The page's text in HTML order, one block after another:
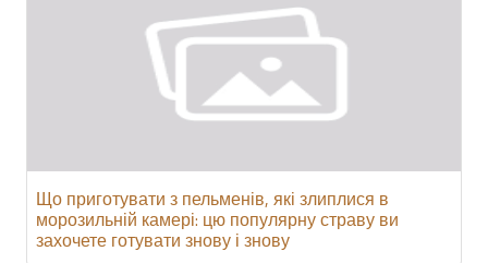
Що приготувати з пельменів, які злиплися в
морозильній камері: цю популярну страву ви
захочете готувати знову і знову